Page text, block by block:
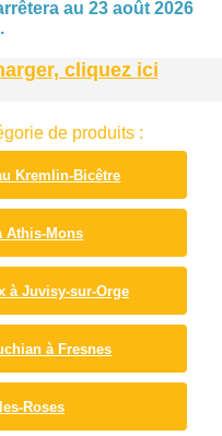
au 23 août 2026
cliquez ici
de produits :
Kremlin-Bicêtre
Athis-Mons
à Juvisy-sur-Orge
à Fresnes
Roses